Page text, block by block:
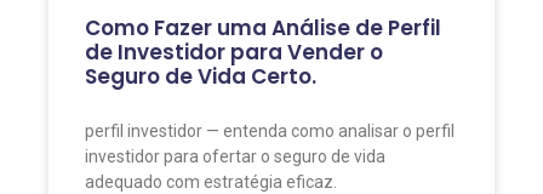
Como Fazer uma Análise de Perfil
de Investidor para Vender o
Seguro de Vida Certo.
perfil investidor — entenda como analisar o perfil
investidor para ofertar o seguro de vida
adequado com estratégia eficaz.